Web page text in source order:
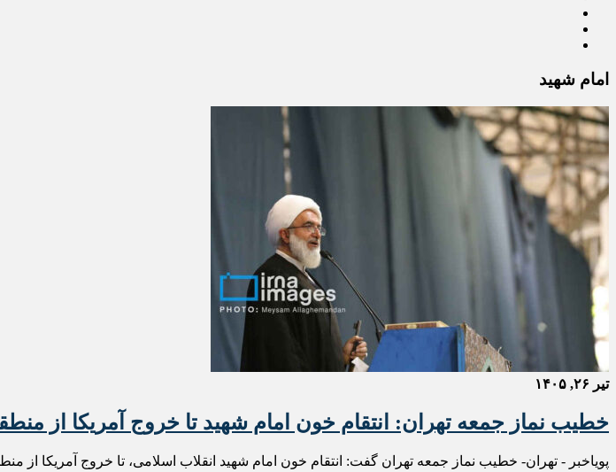
امام شهید
تیر ۲۶, ۱۴۰۵
خطیب نماز جمعه تهران: انتقام خون امام شهید تا خروج آمریکا از
پویاخبر - تهران- خطیب نماز جمعه تهران گفت: انتقام خون امام شهید انقلاب اسلامی، تا خروج آمریکا از